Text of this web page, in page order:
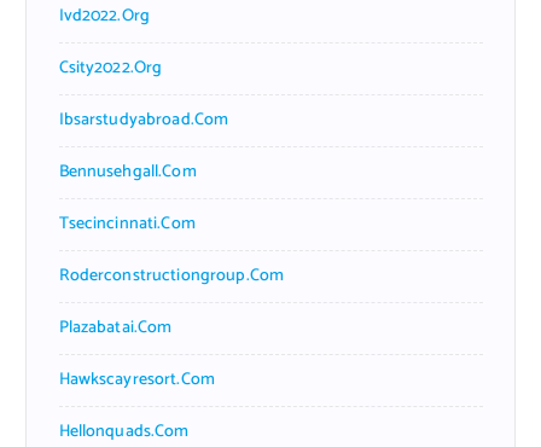
Ivd2022.org
Csity2022.org
Ibsarstudyabroad.com
Bennusehgall.com
Tsecincinnati.com
Roderconstructiongroup.com
Plazabatai.com
Hawkscayresort.com
Hellonquads.com